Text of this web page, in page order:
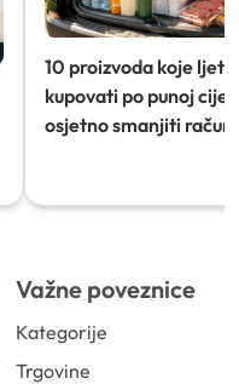
10 proizvoda koje ljeti
kupovati po punoj
osjetno smanjiti račun)
Važne poveznice
Kategorije
Trgovine